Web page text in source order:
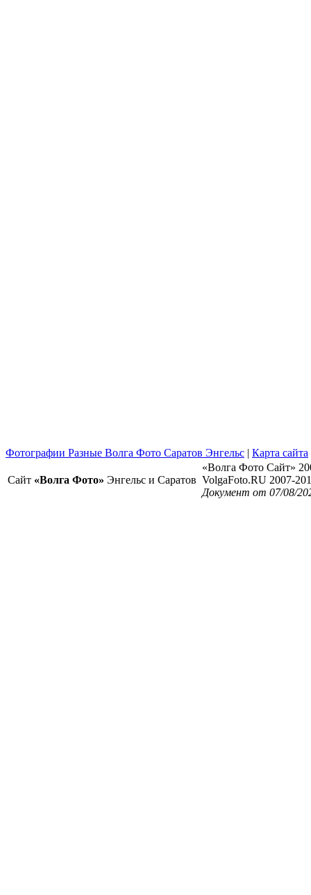
Фотографии Разные Волга Фото Саратов Энгельс | Карта сайта
Сайт «Волга Фото» Энгельс и Саратов
«Волга Фото Сайт»
VolgaFoto.RU 2007-
Документ от 07/08/